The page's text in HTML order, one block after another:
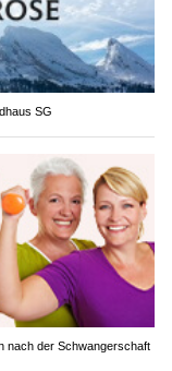
SG
nach der Schwangerschaft